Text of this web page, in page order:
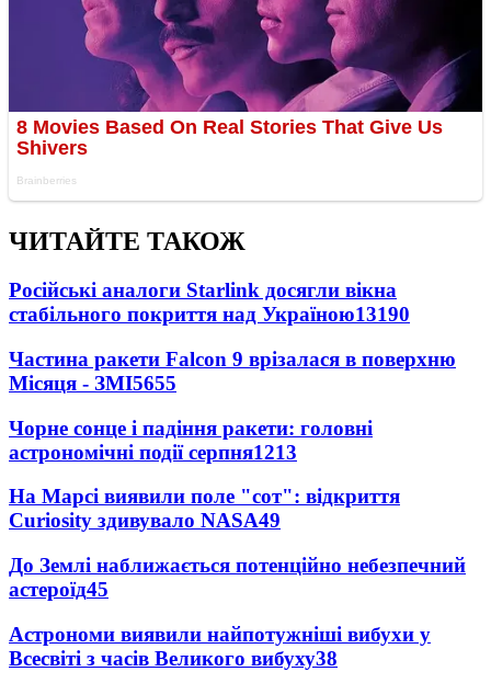
ЧИТАЙТЕ ТАКОЖ
Російські аналоги Starlink досягли вікна
стабільного покриття над Україною13190
Частина ракети Falcon 9 врізалася в поверхню
Місяця - ЗМІ5655
Чорне сонце і падіння ракети: головні
астрономічні події серпня1213
На Марсі виявили поле "сот": відкриття
Curiosity здивувало NASA49
До Землі наближається потенційно небезпечний
астероїд45
Астрономи виявили найпотужніші вибухи у
Всесвіті з часів Великого вибуху38